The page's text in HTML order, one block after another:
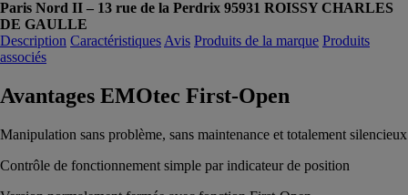
Paris Nord II – 13 rue de la Perdrix 95931 ROISSY CHARLES
DE GAULLE
Description Caractéristiques Avis Produits de la marque Produits
associés
Avantages EMOtec First-Open
Manipulation sans problème, sans maintenance et totalement silencieux
Contrôle de fonctionnement simple par indicateur de position